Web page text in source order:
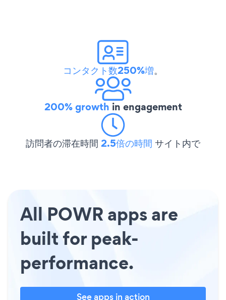
コンタクト数250%増。
200% growth in engagement
訪問者の滞在時間 2.5倍の時間 サイト内で
All POWR apps are
built for peak-
performance.
See apps in action